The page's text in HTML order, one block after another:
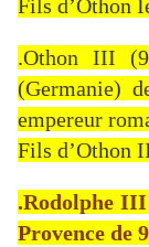
Fils d’Othon
.Othon III
(Germanie)
empereur
Fils d’Othon
.Rodolphe III
Provence de